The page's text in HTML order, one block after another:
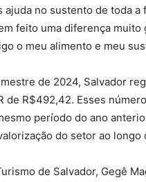
no sustento de toda a
feito uma diferença
o meu alimento e meu
de 2024, Salvador
de R$492,42. Esses
período do ano
do setor ao longo
de Salvador, Gegê